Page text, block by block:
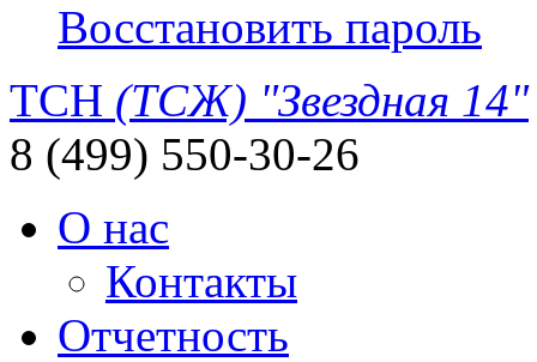
Восстановить пароль
ТСН (ТСЖ) "Звездная 14"
8 (499) 550-30-26
О нас
Контакты
Отчетность